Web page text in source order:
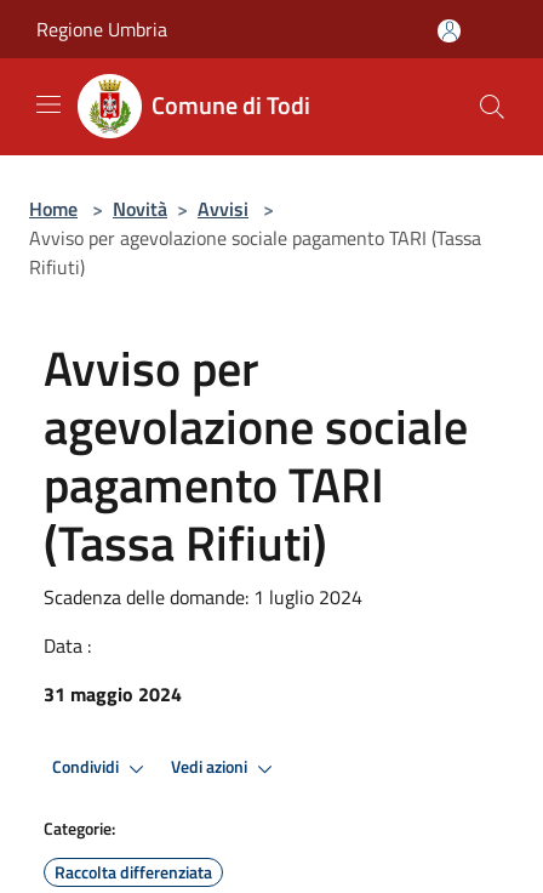
Regione Umbria
Comune di Todi
Home > Novità > Avvisi >
Avviso per agevolazione sociale pagamento TARI (Tassa
Rifiuti)
Avviso per
agevolazione sociale
pagamento TARI
(Tassa Rifiuti)
Scadenza delle domande: 1 luglio 2024
Data :
31 maggio 2024
Condividi Vedi azioni
Categorie:
Raccolta differenziata